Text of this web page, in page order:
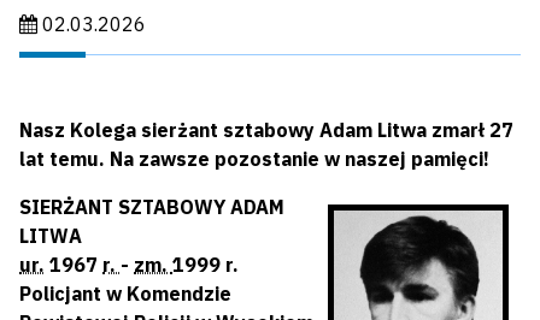
Data publikacji:
02.03.2026
Nasz Kolega sierżant sztabowy Adam Litwa zmarł 27
lat temu. Na zawsze pozostanie w naszej pamięci!
SIERŻANT SZTABOWY ADAM
LITWA
ur. 1967 r. - zm. 1999 r.
Policjant w Komendzie